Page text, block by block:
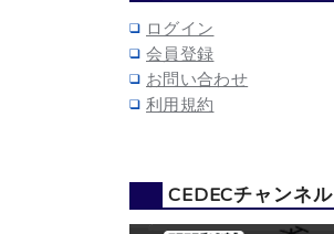
ログイン
会員登録
お問い合わせ
利用規約
CEDECチャンネル